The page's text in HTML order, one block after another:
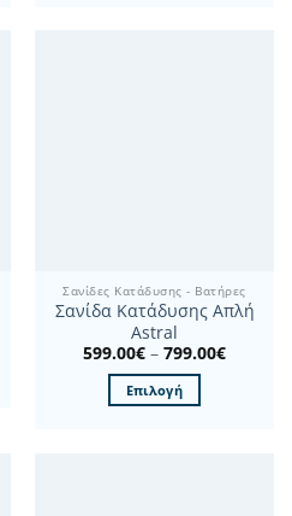
Σανίδες Κατάδυσης - Βατήρες
Σανίδα Κατάδυσης Απλή
Astral
599.00€ – 799.00€Price
range:
Επιλογή